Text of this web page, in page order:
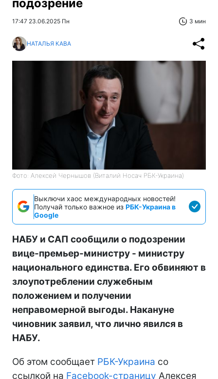
подозрение
17:47 23.06.2025 Пн 3 мин
НАТАЛЬЯ КАВА
Фото: Алексей Чернышов (Виталий Носач РБК-Украина)
Выключи хаос международных новостей!
Получай только важное из РБК-Украина в
Google
НАБУ и САП сообщили о подозрении
вице-премьер-министру - министру
национального единства. Его обвиняют в
злоупотреблении служебным
положением и получении
неправомерной выгоды. Накануне
чиновник заявил, что лично явился в
НАБУ.
Об этом сообщает РБК-Украина со
ссылкой на Facebook-страницу Алексея